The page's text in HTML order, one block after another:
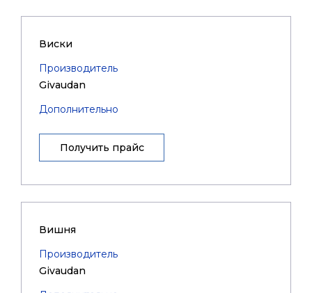
Виски
Производитель
Givaudan
Дополнительно
Получить прайс
Вишня
Производитель
Givaudan